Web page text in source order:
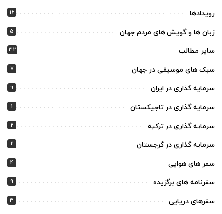
رویدادها 16
زبان ها و گویش های مردم جهان 5
سایر مطالب 32
سبک های موسیقی در جهان 7
سرمایه گذاری در ایران 9
سرمایه گذاری در تاجیکستان 1
سرمایه گذاری در ترکیه 2
سرمایه گذاری در گرجستان 2
سفر های هوایی 4
سفرنامه های برگزیده 9
سفرهای دریایی 3